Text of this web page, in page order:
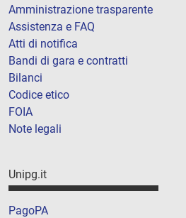
Amministrazione trasparente
Assistenza e FAQ
Atti di notifica
Bandi di gara e contratti
Bilanci
Codice etico
FOIA
Note legali
Unipg.it
PagoPA